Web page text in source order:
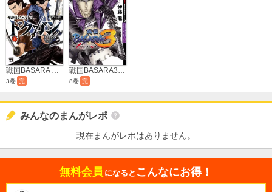
戦国BASARA ドクガン
3巻 完
戦国BASARA3 Bloody Angel
8巻 完
みんなのまんがレポ
現在まんがレポはありません。
無料会員 になると こんなにお得！